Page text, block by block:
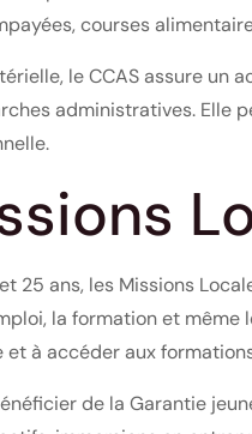
courses
le CCAS assure un
administratives. Elle
25 ans, les Missions
la formation et
et à accéder aux
de la Garantie